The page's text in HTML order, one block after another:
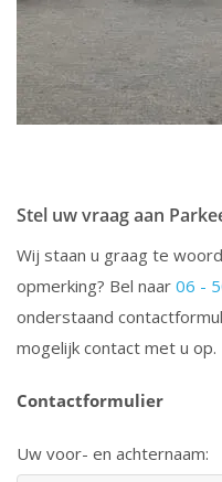
Stel uw vraag aan
Wij staan u graag te
opmerking? Bel naar 06 -
onderstaand
mogelijk contact met u op.
Contactformulier
Uw voor- en achternaam: